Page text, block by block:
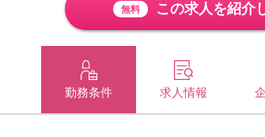
無料 この求人を紹介
勤務条件 求人情報